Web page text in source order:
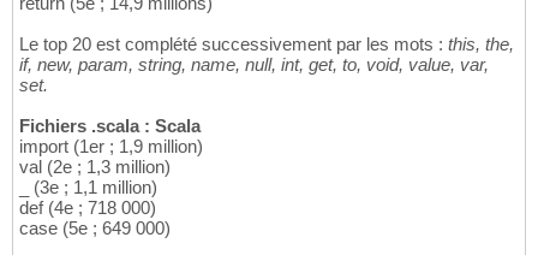
Le top 20 est complété successivement par les mots : this, the,
if, new, param, string, name, null, int, get, to, void, value, var,
set.
Fichiers .scala : Scala
import (1er ; 1,9 million)
val (2e ; 1,3 million)
_ (3e ; 1,1 million)
def (4e ; 718 000)
case (5e ; 649 000)